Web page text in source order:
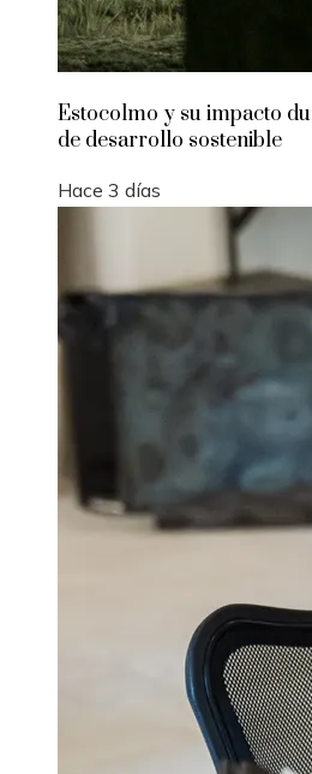
Estocolmo y su impacto
de desarrollo sostenible
Hace 3 días